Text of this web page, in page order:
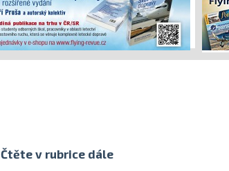
Čtěte v rubrice dále